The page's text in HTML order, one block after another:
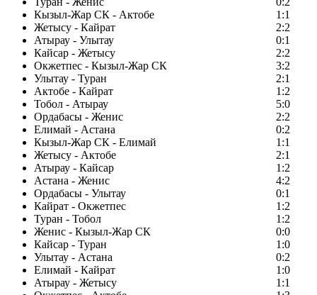
Кызыл-Жар СК - Актобе
1:1
Жетысу - Кайрат
2:2
Атырау - Улытау
0:1
Кайсар - Жетысу
2:2
Окжетпес - Кызыл-Жар СК
3:2
Улытау - Туран
2:1
Актобе - Кайрат
1:2
Тобол - Атырау
5:0
Ордабасы - Женис
2:2
Елимай - Астана
0:2
Кызыл-Жар СК - Елимай
1:1
Жетысу - Актобе
2:1
Атырау - Кайсар
1:2
Астана - Женис
4:2
Ордабасы - Улытау
0:1
Кайрат - Окжетпес
1:2
Туран - Тобол
1:2
Женис - Кызыл-Жар СК
0:0
Кайсар - Туран
1:0
Улытау - Астана
0:2
Елимай - Кайрат
1:0
Атырау - Жетысу
1:1